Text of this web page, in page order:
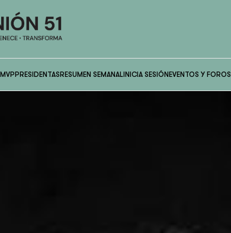
MVPPRESIDENTASRESUMEN SEMANALINICIA SESIÓNEVENTOS Y FOROS